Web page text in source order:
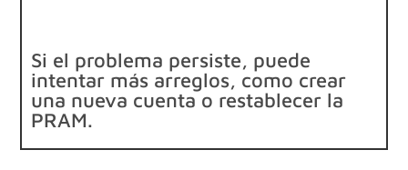
Si el problema persiste, puede
intentar más arreglos, como crear
una nueva cuenta o restablecer la
PRAM.